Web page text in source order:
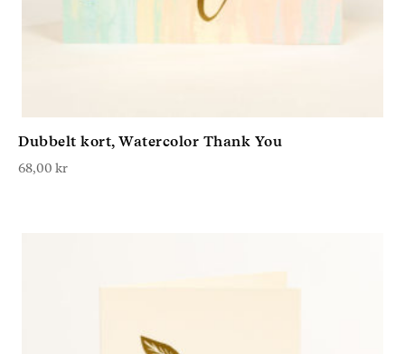
Dubbelt kort, Watercolor Thank You
68,00 kr